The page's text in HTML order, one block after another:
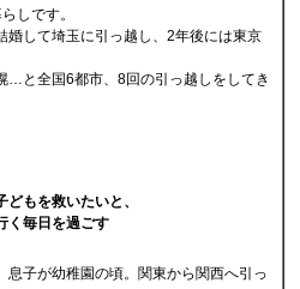
しです。
婚して埼玉に引っ越し、2年後には東京
…と全国6都市、8回の引っ越しをしてき
もを救いたいと、
く毎日を過ごす
息子が幼稚園の頃。関東から関西へ引っ